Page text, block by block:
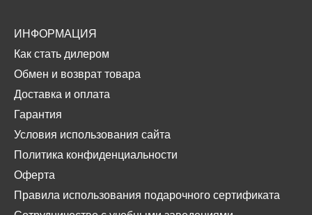
ИНФОРМАЦИЯ
Как стать дилером
Обмен и возврат товара
Доставка и оплата
Гарантия
Условия использования сайта
Политика конфиденциальности
Оферта
Правила использования подарочного сертификата